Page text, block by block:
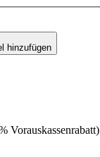
hinzufügen
Vorauskassenrabatt)